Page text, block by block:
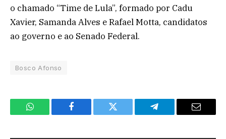
o chamado “Time de Lula”, formado por Cadu
Xavier, Samanda Alves e Rafael Motta, candidatos
ao governo e ao Senado Federal.
Bosco Afonso
WhatsApp Facebook Twitter Telegram Email